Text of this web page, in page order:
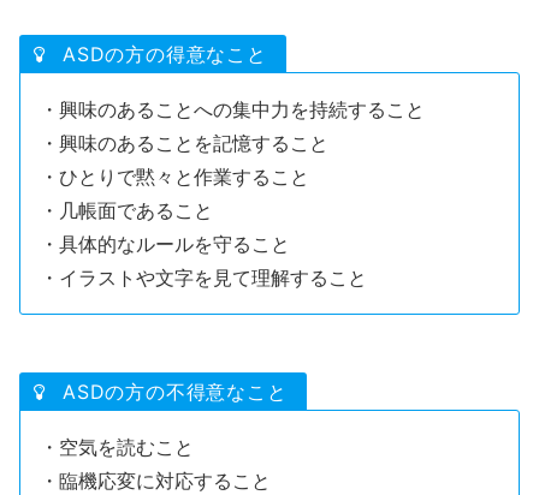
ASDの方の得意なこと
・興味のあることへの集中力を持続すること
・興味のあることを記憶すること
・ひとりで黙々と作業すること
・几帳面であること
・具体的なルールを守ること
・イラストや文字を見て理解すること
ASDの方の不得意なこと
・空気を読むこと
・臨機応変に対応すること